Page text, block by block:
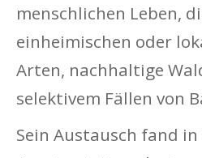
menschlichen Leben,
einheimischen oder
Arten, nachhaltige
selektivem Fällen von
Sein Austausch fand